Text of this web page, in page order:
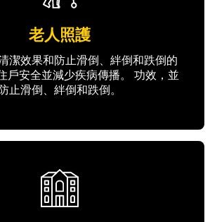
老人照護
潔效果和防止滑倒、絆倒和跌倒的
戶安全並減少疾病傳播。 功效，並
防止滑倒、絆倒和跌倒。